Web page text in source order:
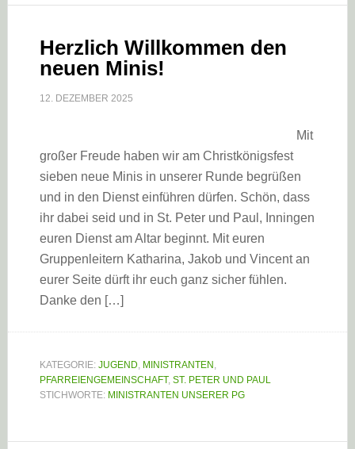
Herzlich Willkommen den
neuen Minis!
12. DEZEMBER 2025
Mit
großer Freude haben wir am Christkönigsfest
sieben neue Minis in unserer Runde begrüßen
und in den Dienst einführen dürfen. Schön, dass
ihr dabei seid und in St. Peter und Paul, Inningen
euren Dienst am Altar beginnt. Mit euren
Gruppenleitern Katharina, Jakob und Vincent an
eurer Seite dürft ihr euch ganz sicher fühlen.
Danke den […]
KATEGORIE: JUGEND, MINISTRANTEN ,
PFARREIENGEMEINSCHAFT, ST. PETER UND PAUL
STICHWORTE: MINISTRANTEN UNSERER PG